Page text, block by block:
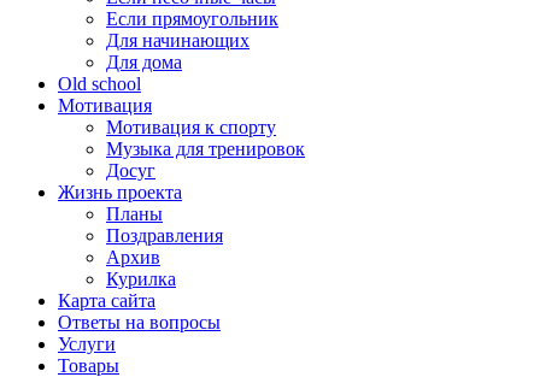
Если прямоугольник
Для начинающих
Для дома
Old school
Мотивация
Мотивация к спорту
Музыка для тренировок
Досуг
Жизнь проекта
Планы
Поздравления
Архив
Курилка
Карта сайта
Ответы на вопросы
Услуги
Товары